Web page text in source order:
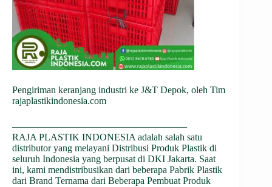
Pengiriman keranjang industri ke J&T Depok, oleh Tim
rajaplastikindonesia.com
——————————————————
RAJA PLASTIK INDONESIA adalah salah satu
distributor yang melayani Distribusi Produk Plastik di
seluruh Indonesia yang berpusat di DKI Jakarta. Saat
ini, kami mendistribusikan dari beberapa Pabrik Plastik
dari Brand Ternama dari Beberapa Pembuat Produk